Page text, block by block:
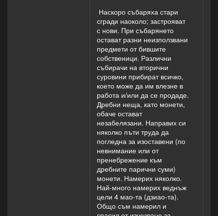
Наскоро събаряха стари
сгради наоколо; застрояват
с нови. При събарянето
остават разни неизползвани
предмети от бившите
собственици. Различни
събирачи на вторични
суровини прибират всичко,
което може да им влезне в
работа и/или да се продаде.
Дребни неща, като монети,
обаче остават
незабелязани. Направих си
няколко пъти труда да
погледна за изоставени (по
невнимание или от
пренебрежение към
дребните парични суми)
монети. Намерих няколко.
Най-много намерих веднъж
цели 4 мао-та (дзиао-та).
Общо съм намерил и